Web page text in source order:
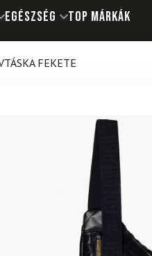
EGÉSZSÉG Top márkák
FEKETE